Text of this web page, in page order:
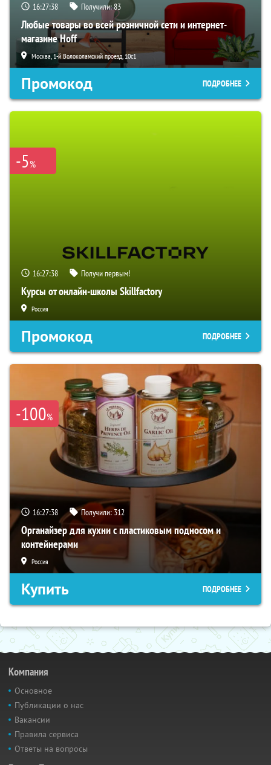
16:27:37 Получили:83
Любые товары во всей розничной сети и интернет-
магазине Hoff
Москва, 1-й Волоколамский проезд, 10с1
Промокод ПОДРОБНЕЕ
-5%
16:27:37 Получи первым!
Курсы от онлайн-школы Skillfactory
Россия
Промокод ПОДРОБНЕЕ
-100%
16:27:37 Получили: 312
Органайзер для кухни с пластиковым подносом и
контейнерами
Россия
Купить ПОДРОБНЕЕ
Компания
Основное
Публикации о нас
Вакансии
Правила сервиса
Ответы на вопросы